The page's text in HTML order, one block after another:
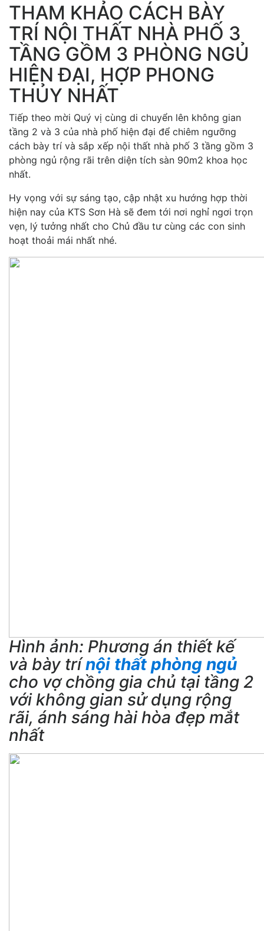
THAM KHẢO CÁCH BÀY
TRÍ NỘI THẤT NHÀ PHỐ 3
TẦNG GỒM 3 PHÒNG NGỦ
HIỆN ĐẠI, HỢP PHONG
THỦY NHẤT
Tiếp theo mời Quý vị cùng di chuyển lên không gian
tầng 2 và 3 của nhà phố hiện đại để chiêm ngưỡng
cách bày trí và sắp xếp nội thất nhà phố 3 tầng gồm 3
phòng ngủ rộng rãi trên diện tích sàn 90m2 khoa học
nhất.
Hy vọng với sự sáng tạo, cập nhật xu hướng hợp thời
hiện nay của KTS Sơn Hà sẽ đem tới nơi nghỉ ngơi trọn
vẹn, lý tưởng nhất cho Chủ đầu tư cùng các con sinh
hoạt thoải mái nhất nhé.
Hình ảnh: Phương án thiết kế
và bày trínội thất phòng ngủ
cho vợ chồng gia chủ tại tầng 2
với không gian sử dụng rộng
rãi, ánh sáng hài hòa đẹp mắt
nhất